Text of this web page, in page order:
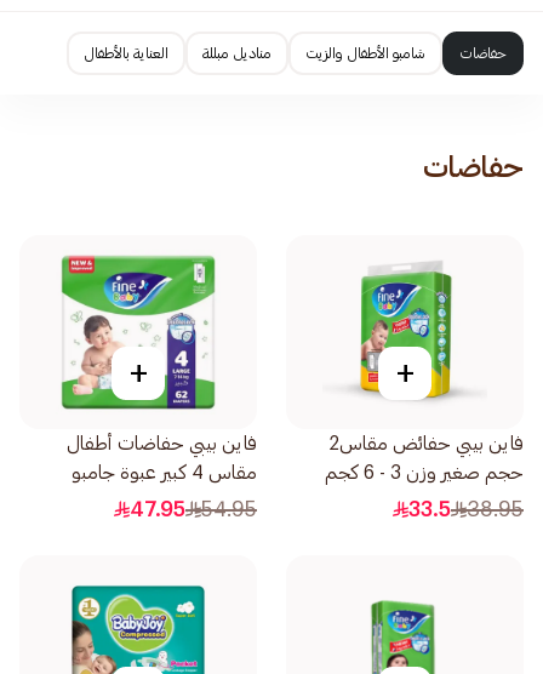
حفاضات شامبو الأطفال والزيت مناديل مبللة العناية بالأطفال
حفاضات
+
فاين بيبي حفائض مقاس2
حجم صغير وزن 3 - 6 كجم
68قطعة
38.95
33.5
+
فاين بيبي حفاضات أطفال
مقاس 4 كبير عبوة جامبو
62قطعة
54.95
47.95